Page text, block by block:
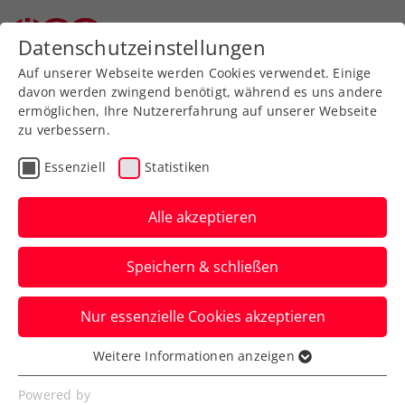
Zurück zur Newsübersicht
Turniere
Olympia: Schwere
Auslosung für Grabher,
lösbare Aufgabe für Ofner
Für die ÖTV-Asse geht es in Paris 2024
frühestens am Samstag mit dem ersten
Aufschlag los.
Verfasst von: Manuel Wachta, 25.07.2024
Datenschutzeinstellungen
Auf unserer Webseite werden Cookies verwendet. Einige
davon werden zwingend benötigt, während es uns andere
ermöglichen, Ihre Nutzererfahrung auf unserer Webseite
zu verbessern.
Essenziell Statistiken
Alle akzeptieren
Speichern & schließen
Nur essenzielle Cookies akzeptieren
Essenziell
Essenzielle Cookies werden für grundlegende
Weitere Informationen anzeigen
Powered by